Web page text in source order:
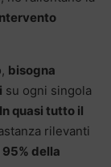
bisogna
su ogni singola
In quasi tutto il
rilevanti
95% della